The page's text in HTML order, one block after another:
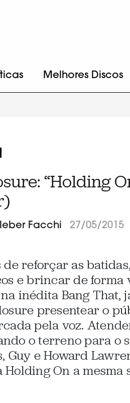
Melhores Discos
“Holding
Facchi 27/05/2015
de reforçar as
e brincar de forma
inédita Bang That,
presentear o
pela voz.
o terreno para o
Guy e Howard
Holding On a mesma